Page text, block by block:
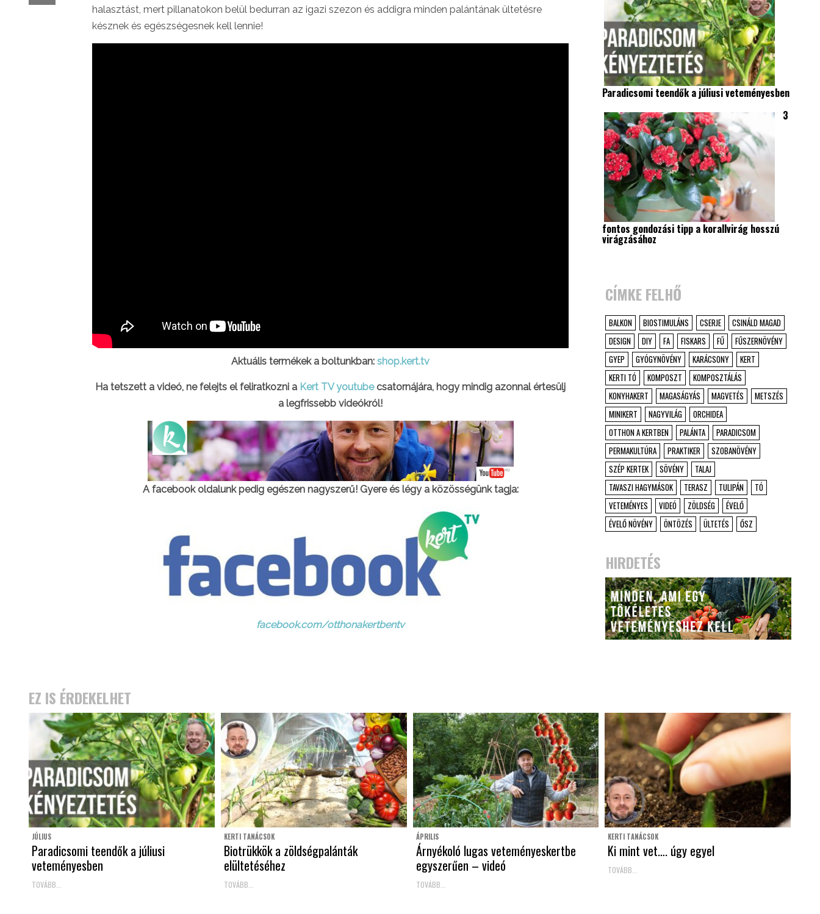
halasztást, mert pillanatokon belül bedurran az igazi szezon és addigra minden palántának ültetésre
késznek és egészségesnek kell lennie!
Aktuális termékek a boltunkban: shop.kert.tv
Ha tetszett a videó, ne felejts el feliratkozni a Kert TV youtube csatornájára, hogy mindig azonnal értesülj
a legfrissebb videókról!
A facebook oldalunk pedig egészen nagyszerű! Gyere és légy a közösségünk tagja:
facebook.com/otthonakertbentv
Paradicsomi teendők a júliusi veteményesben
3
fontos gondozási tipp a korallvirág hosszú
virágzásához
CÍMKE FELHŐ
BALKON BIOSTIMULÁNS CSERJE
CSINÁLD MAGAD
DESIGN
DIY FA FISKARS FŰ
FŰSZERNÖVÉNY
GYEP
GYÓGYNÖVÉNY KARÁCSONY
KERT
KERTI TÓ
KOMPOSZT
KOMPOSZTÁLÁS
KONYHAKERT
MAGASÁGYÁS MAGVETÉS
METSZÉS
MINIKERT
NAGYVILÁG
ORCHIDEA
OTTHON A KERTBEN
PALÁNTA
PARADICSOM
PERMAKULTÚRA
PRAKTIKER
SZOBANÖVÉNY
SZÉP KERTEK
SÖVÉNY
TALAJ
TAVASZI HAGYMÁSOK
TERASZ TULIPÁN
TÓ
VETEMÉNYES
VIDEÓ ZÖLDSÉG
ÉVELŐ
ÉVELŐ NÖVÉNY
ÖNTÖZÉS ÜLTETÉS ŐSZ
HIRDETÉS
EZ IS ÉRDEKELHET
JÚLIUS
Paradicsomi teendők a júliusi
veteményesben
TOVÁBB...
KERTI TANÁCSOK
Biotrükkök a zöldségpalánták
elültetéséhez
TOVÁBB...
ÁPRILIS
Árnyékoló lugas veteményeskertbe
egyszerűen – videó
TOVÁBB...
KERTI TANÁCSOK
Ki mint vet…. úgy egyel
TOVÁBB...